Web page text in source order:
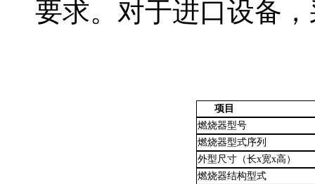
要求。对于进口设备
项目
燃烧器型号
燃烧器型式序列
外型尺寸（长x宽x高）
燃烧器结构型式